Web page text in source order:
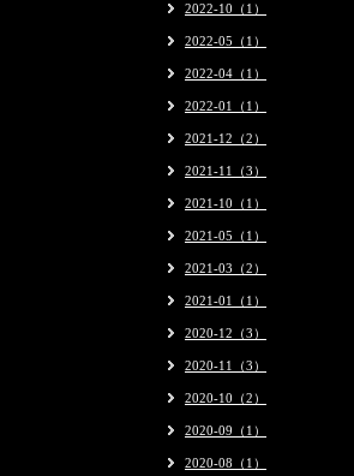
2022-10（1）
2022-05（1）
2022-04（1）
2022-01（1）
2021-12（2）
2021-11（3）
2021-10（1）
2021-05（1）
2021-03（2）
2021-01（1）
2020-12（3）
2020-11（3）
2020-10（2）
2020-09（1）
2020-08（1）